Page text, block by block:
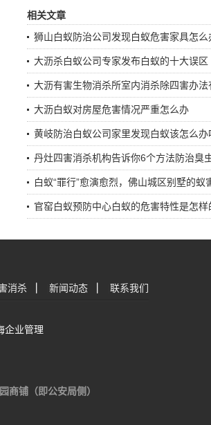
相关文章
狮山白蚁防治公司发现白蚁危害家具怎么
大沥杀白蚁公司专家发布白蚁的十大误区
大沥有害生物消杀所室内消杀除四害办法
大沥白蚁对房屋危害情况严重怎么办
黄岐防治白蚁公司家里发现白蚁该怎么办
丹灶四害消杀机构告诉你6个方法防治臭
白蚁“罪行”愈演愈烈，佛山城区别墅的蚁
官窑白蚁预防中心白蚁的危害特性是怎样
消杀 新闻动态 联系我们
企业管理
商铺（即公安局侧）